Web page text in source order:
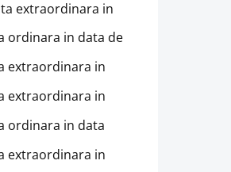
extraordinara in
ordinara in data de
extraordinara in
extraordinara in
ordinara in data
extraordinara in